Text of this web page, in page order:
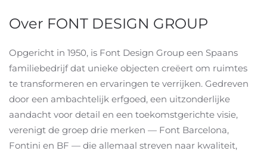
Over FONT DESIGN GROUP
Opgericht in 1950, is Font Design Group een Spaans
familiebedrijf dat unieke objecten creëert om ruimtes
te transformeren en ervaringen te verrijken. Gedreven
door een ambachtelijk erfgoed, een uitzonderlijke
aandacht voor detail en een toekomstgerichte visie,
verenigt de groep drie merken — Font Barcelona,
Fontini en BF — die allemaal streven naar kwaliteit,